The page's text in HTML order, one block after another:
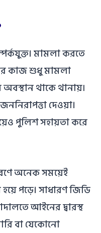
মামলা করতে
কাজ শুধু মামলা
থাকে থানায়৷
দেওয়া।
পুলিশ সহায়তা করে
অনেক সময়েই
পড়ে। সাধারণ জিডি
আইনের দ্বারস্থ
বা যেকোনো